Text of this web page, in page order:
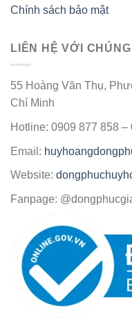
Chính sách bảo mật
LIÊN HỆ VỚI CHÚNG
55 Hoàng Văn Thụ,
Chí Minh
Hotline: 0909 877 858 –
Email:
Website:
Fanpage: